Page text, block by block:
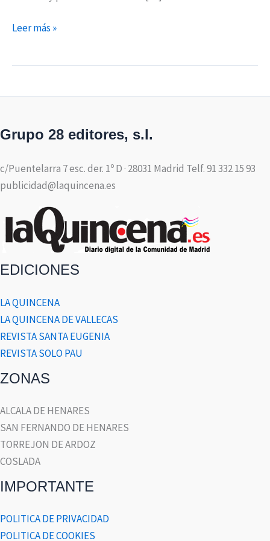
Leer más »
Grupo 28 editores, s.l.
c/Puentelarra 7 esc. der. 1º D · 28031 Madrid Telf. 91 332 15 93
publicidad@laquincena.es
EDICIONES
LA QUINCENA
LA QUINCENA DE VALLECAS
REVISTA SANTA EUGENIA
REVISTA SOLO PAU
ZONAS
ALCALA DE HENARES
SAN FERNANDO DE HENARES
TORREJON DE ARDOZ
COSLADA
IMPORTANTE
POLITICA DE PRIVACIDAD
POLITICA DE COOKIES